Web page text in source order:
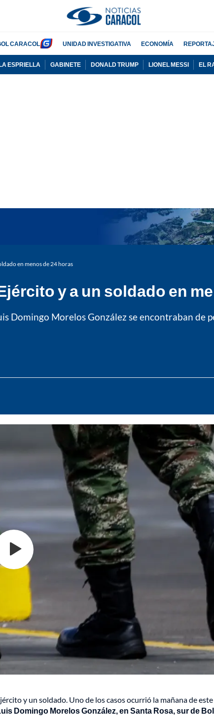
CARACOL UNIDAD INVESTIGATIVA ECONOMÍA
ESPRIELLA GABINETE DONALD TRUMP LIONEL MESSI EL
en menos de 24 horas
y a un soldado en
Domingo Morelos González se encontraban de
y un soldado. Uno de los casos ocurrió la mañana de este
Domingo Morelos González, en Santa Rosa, sur de